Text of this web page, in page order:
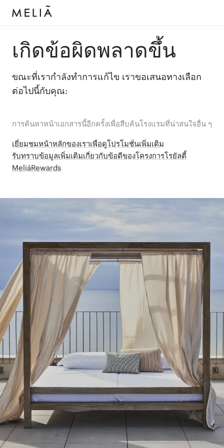
เกิดข้อผิดพลาดขึ้น
ขณะที่เรากำลังทำการแก้ไข เราขอเสนอทางเลือก
ต่อไปนี้กับคุณ:
การค้นหาหน้าเอกสารนี้อีกครั้งเพื่อสืบค้นโรงแรมที่น่าสนใจอื่น ๆ
เยี่ยมชมหน้าหลักของเราเพื่อดูโปรโมชั่นเพิ่มเติม
รับทราบข้อมูลเพิ่มเติมเกี่ยวกับข้อดีของโครงการโรยัลตี้
MeliáRewards